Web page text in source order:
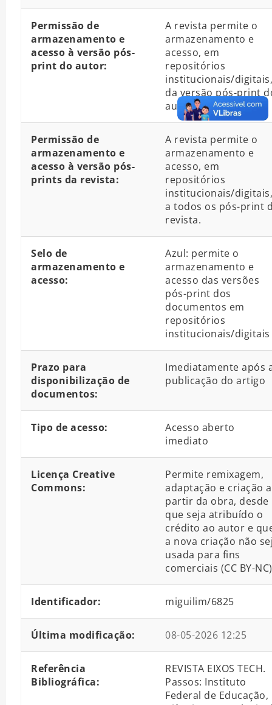
Permissão de
armazenamento e
acesso à versão pós-
print do autor:
A revista permite o
armazenamento e
acesso, em
repositórios
institucionais/digitais,
da versão pós-print
autor
Permissão de
armazenamento e
acesso à versão pós-
prints da revista:
A revista permite o
armazenamento e
acesso, em
repositórios
institucionais/digitais,
a todos os pós-print
revista.
Selo de
armazenamento e
acesso:
Azul: permite o
armazenamento e
acesso das versões
pós-print dos
documentos em
repositórios
institucionais/digitais
Prazo para
disponibilização de
documentos:
Imediatamente após
publicação do artigo
Tipo de acesso:
Acesso aberto
imediato
Licença Creative
Commons:
Permite remixagem,
adaptação e criação a
partir da obra, desde
que seja atribuído o
crédito ao autor e
a nova criação não
usada para fins
comerciais (CC BY-NC)
Identificador: miguilim/6825
Última modificação: 08-05-2026 12:25
Referência
Bibliográfica:
REVISTA EIXOS TECH.
Passos: Instituto
Federal de Educação,